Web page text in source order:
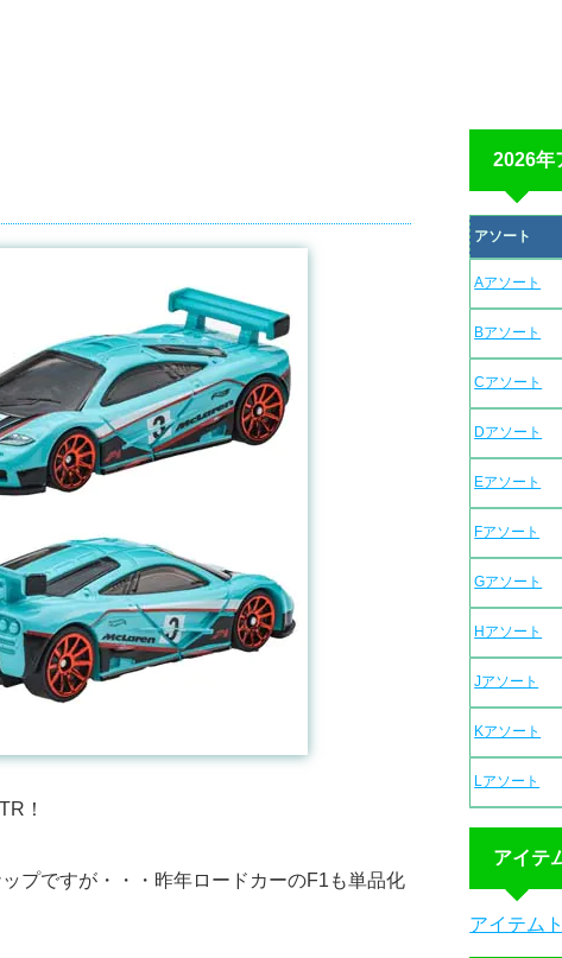
！
プですが・・・昨年ロードカーのF1も単品化
2026年
アソート
Aアソート
Bアソート
Cアソート
Dアソート
Eアソート
Fアソート
Gアソート
Hアソート
Jアソート
Kアソート
Lアソート
アイテ
アイテム